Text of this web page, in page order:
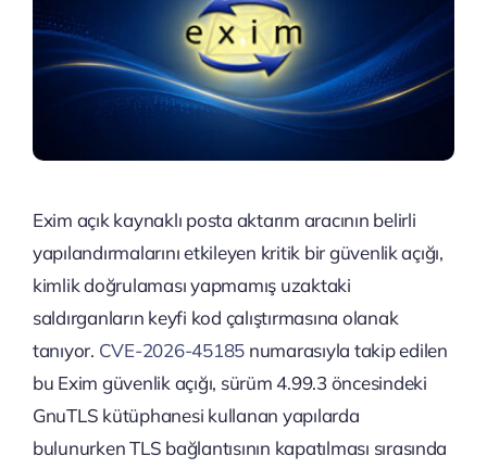
Exim açık kaynaklı posta aktarım aracının belirli
yapılandırmalarını etkileyen kritik bir güvenlik açığı,
kimlik doğrulaması yapmamış uzaktaki
saldırganların keyfi kod çalıştırmasına olanak
tanıyor. CVE-2026-45185 numarasıyla takip edilen
bu Exim güvenlik açığı, sürüm 4.99.3 öncesindeki
GnuTLS kütüphanesi kullanan yapılarda
bulunurken TLS bağlantısının kapatılması sırasında